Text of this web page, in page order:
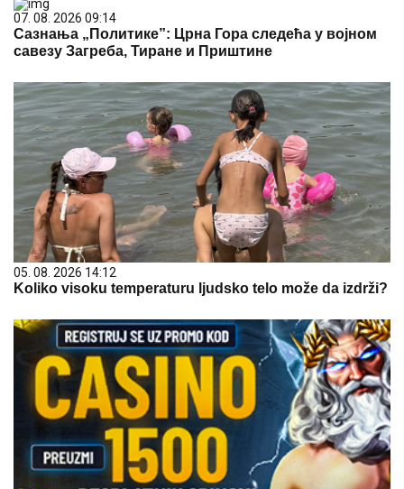
07. 08. 2026 09:14
Сазнања „Политике”: Црна Гора следећа у војном
савезу Загреба, Тиране и Приштине
05. 08. 2026 14:12
Koliko visoku temperaturu ljudsko telo može da izdrži?